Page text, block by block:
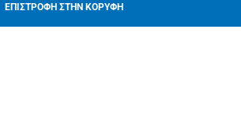
ΕΠΙΣΤΡΟΦΗ ΣΤΗΝ ΚΟΡΥΦΗ